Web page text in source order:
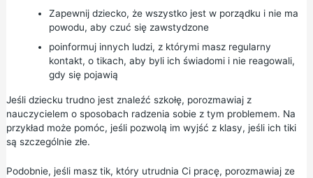
Zapewnij dziecko, że wszystko jest w porządku i nie ma
powodu, aby czuć się zawstydzone
poinformuj innych ludzi, z którymi masz regularny
kontakt, o tikach, aby byli ich świadomi i nie reagowali,
gdy się pojawią
Jeśli dziecku trudno jest znaleźć szkołę, porozmawiaj z
nauczycielem o sposobach radzenia sobie z tym problemem. Na
przykład może pomóc, jeśli pozwolą im wyjść z klasy, jeśli ich tiki
są szczególnie złe.
Podobnie, jeśli masz tik, który utrudnia Ci pracę, porozmawiaj ze